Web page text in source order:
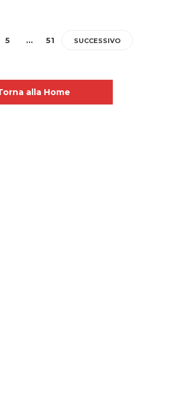
5 … 51 SUCCESSIVO
alla Home